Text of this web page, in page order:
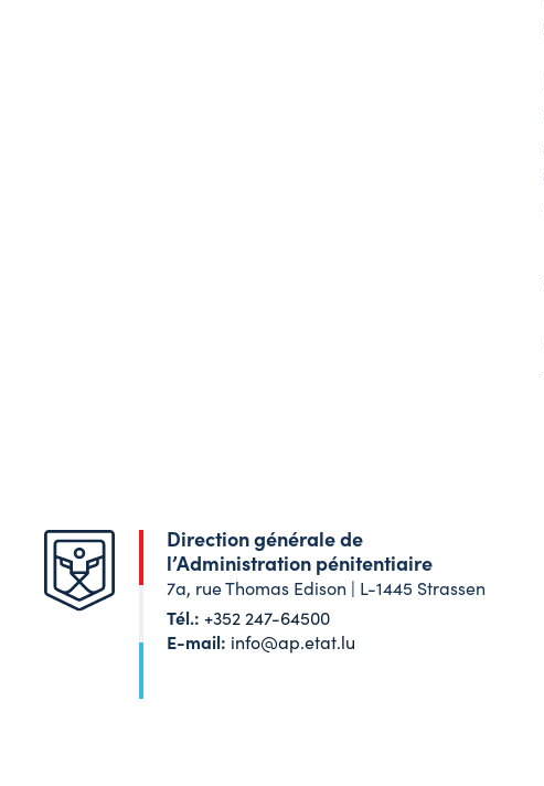
Direction générale de
l’Administration pénitentiaire
7a, rue Thomas Edison | L-1445 Strassen
Tél.: +352 247-64500
E-mail: info@ap.etat.lu